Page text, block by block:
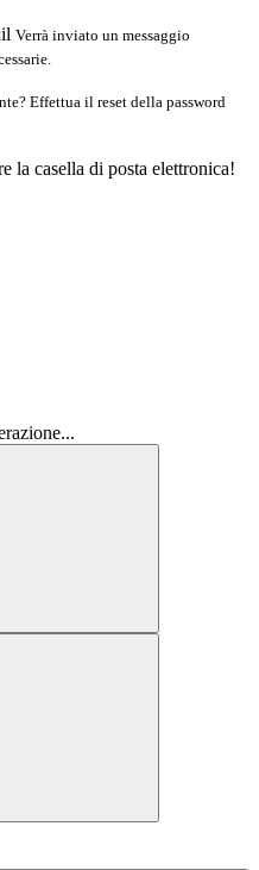
Verrà inviato un messaggio
Effettua il reset della password
la casella di posta elettronica!